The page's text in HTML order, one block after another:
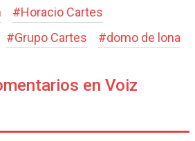
#Horacio Cartes
#Grupo Cartes #domo de lona
en Voiz